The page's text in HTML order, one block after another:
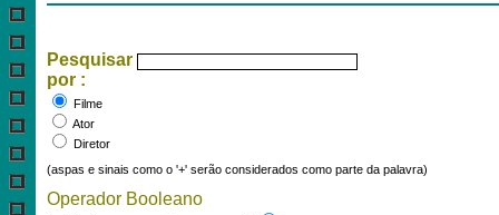
Pesquisar
por :
Filme
Ator
Diretor
(aspas e sinais como o '+' serão considerados como parte da palavra)
Operador Booleano